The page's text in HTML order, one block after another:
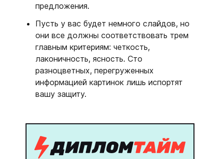
предложения.
Пусть у вас будет немного слайдов, но
они все должны соответствовать трем
главным критериям: четкость,
лаконичность, ясность. Сто
разноцветных, перегруженных
информацией картинок лишь испортят
вашу защиту.